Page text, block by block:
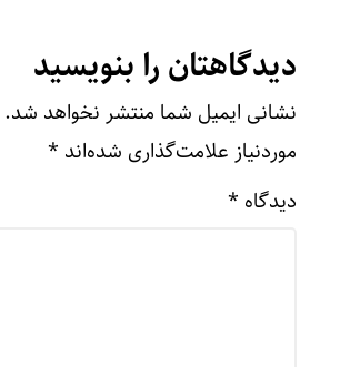
دیدگاهتان را بنویسید
نشانی ایمیل شما منتشر نخواهد شد.
موردنیاز علامت‌گذاری شده‌اند *
دیدگاه *